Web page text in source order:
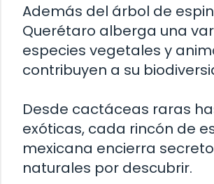
Además del árbol de
Querétaro alberga una
especies vegetales y
contribuyen a su
Desde cactáceas raras
exóticas, cada rincón de
mexicana encierra
naturales por descubrir.